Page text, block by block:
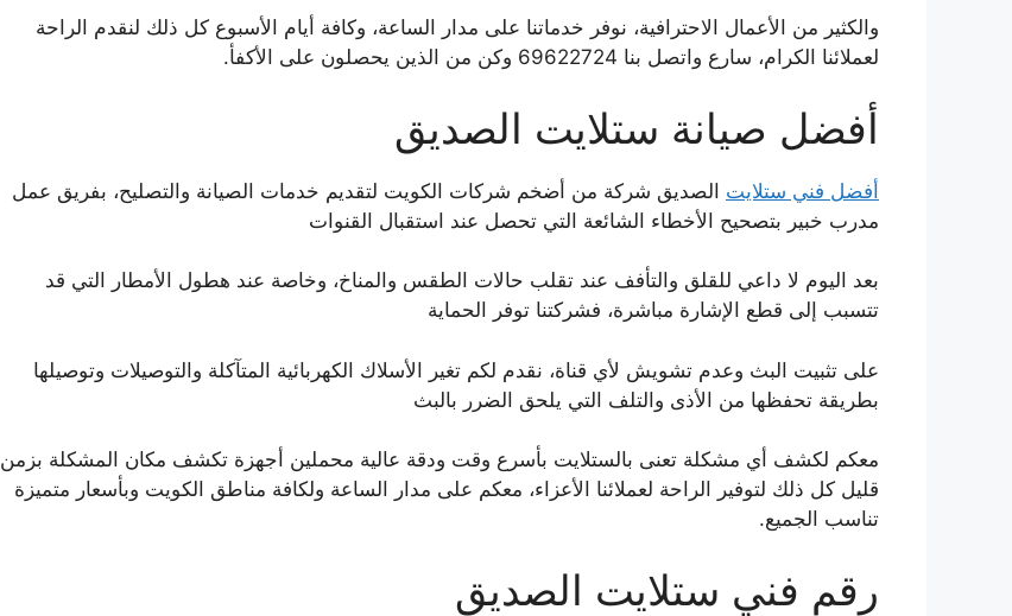
والكثير من الأعمال الاحترافية، نوفر خدماتنا على مدار الساعة، وكافة أيام الأسبوع كل ذلك لنقدم الراحة
لعملائنا الكرام، سارع واتصل بنا 69622724 وكن من الذين يحصلون على الأكفأ.
أفضل صيانة ستلايت الصديق
أفضل فني ستلايت الصديق شركة من أضخم شركات الكويت لتقديم خدمات الصيانة والتصليح، بفريق عمل
مدرب خبير بتصحيح الأخطاء الشائعة التي تحصل عند استقبال القنوات
بعد اليوم لا داعي للقلق والتأفف عند تقلب حالات الطقس والمناخ، وخاصة عند هطول الأمطار التي قد
تتسبب إلى قطع الإشارة مباشرة، فشركتنا توفر الحماية
على تثبيت البث وعدم تشويش لأي قناة، نقدم لكم تغير الأسلاك الكهربائية المتآكلة والتوصيلات وتوصيلها
بطريقة تحفظها من الأذى والتلف التي يلحق الضرر بالبث
معكم لكشف أي مشكلة تعنى بالستلايت بأسرع وقت ودقة عالية محملين أجهزة تكشف مكان المشكلة بزمن
قليل كل ذلك لتوفير الراحة لعملائنا الأعزاء، معكم على مدار الساعة ولكافة مناطق الكويت وبأسعار متميزة
تناسب الجميع.
رقم فني ستلايت الصديق